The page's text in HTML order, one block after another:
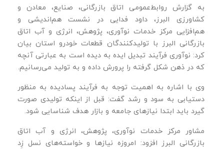
به گزارش روابط‌عمومی اتاق بازرگانی، صنایع، معادن و
کشاورزی البرز، داود فدایی در نشست هم‌اندیشی و
هم‌افزایی مرکز خدمات نوآوری، پژوهش، انرژی و آب اتاق
بازرگانی البرز با تولیدکنندگان قطعات خودرو استان بیان
کرد: نوآوری فرآیند تبدیل ایده به دیده است به عبارتی آنچه
که در ذهن شکل گرفته را پرورش داده و به تولید می‌رسانیم.
وی با اشاره به اهمیت توجه به فرآیند پسادیده به منظور
دستیابی به سود و رشد گفت: قبل از اینکه تولیدی صورت
گیرد باید ابتدا نیازهای جامعه و بازار هدف شناسایی شود.
مشاور مرکز خدمات نوآوری، پژوهش، انرژی و آب اتاق
بازرگانی البرز افزود: امروزه نیازها و خواسته‌های نسل زِد